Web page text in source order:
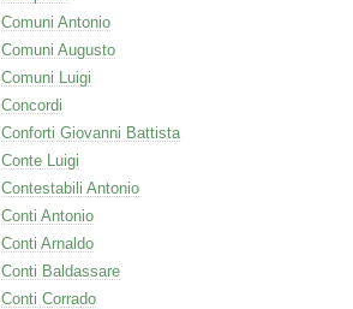
Comuni Antonio
Comuni Augusto
Comuni Luigi
Concordi
Conforti Giovanni Battista
Conte Luigi
Contestabili Antonio
Conti Antonio
Conti Arnaldo
Conti Baldassare
Conti Corrado